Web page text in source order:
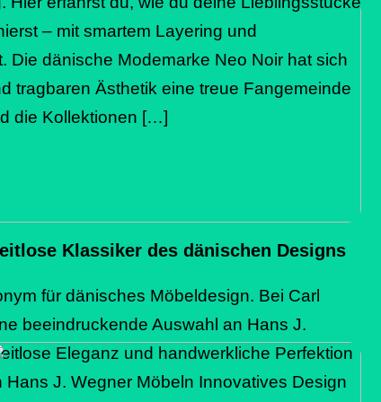
– mit smartem Layering und
Die dänische Modemarke Neo Noir hat sich
tragbaren Ästhetik eine treue Fangemeinde
die Kollektionen […]
Klassiker des dänischen Designs
für dänisches Möbeldesign. Bei Carl
beeindruckende Auswahl an Hans J.
Eleganz und handwerkliche Perfektion
J. Wegner Möbeln Innovatives Design